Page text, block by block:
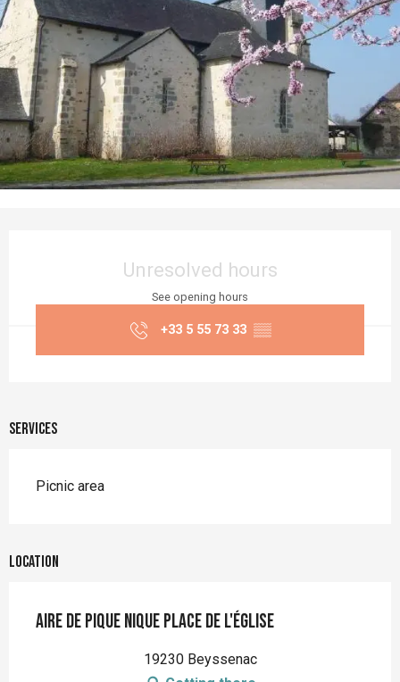
Unresolved hours
See opening hours
+33 5 55 73 33 ▒▒
Services
Picnic area
Location
Aire de pique nique place de l'église
19230 Beyssenac